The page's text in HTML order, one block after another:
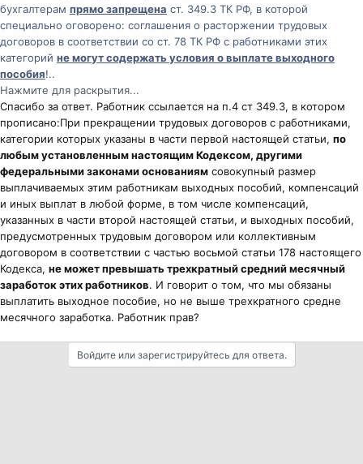
бухгалтерам прямо запрещена ст. 349.3 ТК РФ, в которой
специально оговорено: соглашения о расторжении трудовых
договоров в соответствии со ст. 78 ТК РФ с работниками этих
категорий не могут содержать условия о выплате выходного
пособия!..
Нажмите для раскрытия...
Спасибо за ответ. Работник ссылается на п.4 ст 349.3, в котором
прописано:При прекращении трудовых договоров с работниками,
категории которых указаны в части первой настоящей статьи, по
любым установленным настоящим Кодексом, другими
федеральными законами основаниям совокупный размер
выплачиваемых этим работникам выходных пособий, компенсаций
и иных выплат в любой форме, в том числе компенсаций,
указанных в части второй настоящей статьи, и выходных пособий,
предусмотренных трудовым договором или коллективным
договором в соответствии с частью восьмой статьи 178 настоящего
Кодекса, не может превышать трехкратный средний месячный
заработок этих работников. И говорит о том, что мы обязаны
выплатить выходное пособие, но не выше трехкратного средне
месячного заработка. Работник прав?
Войдите или зарегистрируйтесь для ответа.